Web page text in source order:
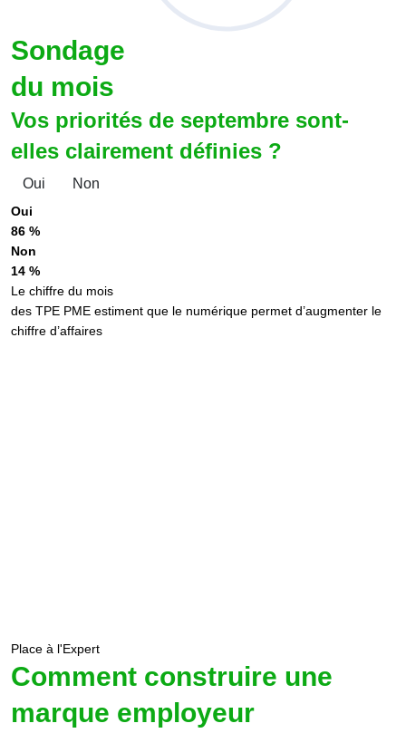
Sondage
du mois
Vos priorités de septembre sont-
elles clairement définies ?
Oui Non
Oui
86 %
Non
14 %
Le chiffre du mois
des TPE PME estiment que le numérique permet d’augmenter le
chiffre d’affaires
Place à l'Expert
Comment construire une
marque employeur